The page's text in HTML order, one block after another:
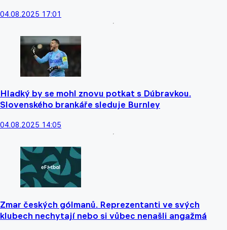
04.08.2025 17:01
Hladký by se mohl znovu potkat s Dúbravkou.
Slovenského brankáře sleduje Burnley
04.08.2025 14:05
Zmar českých gólmanů. Reprezentanti ve svých
klubech nechytají nebo si vůbec nenašli angažmá